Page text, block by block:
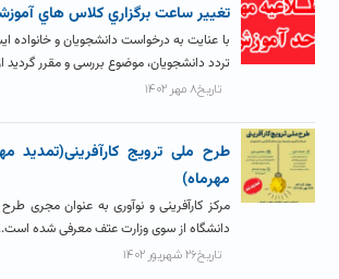
تغيير ساعت برگزاري کلاس هاي
با عنایت به درخواست دانشجویان و خانواده
تردد دانشجویان، موضوع بررسی و مقرر گردید
تاریخ۸ مهر ۱۴۰۲
مهرماه)
مرکز کارآفرینی و نوآوری به عنوان مجری
دانشگاه از سوی وزارت عتف معرفی شده
تاریخ۲۶ شهریور ۱۴۰۲